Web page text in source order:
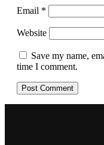
Email *
Website
Save my name,
time I comment.